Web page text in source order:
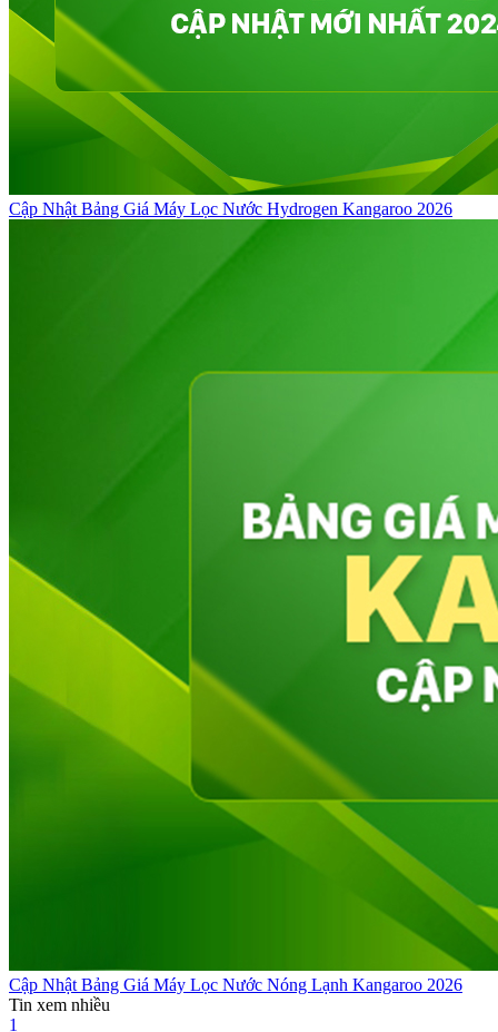
Cập Nhật Bảng Giá Máy Lọc Nước Hydrogen Kangaroo 2026
Cập Nhật Bảng Giá Máy Lọc Nước Nóng Lạnh Kangaroo 2026
Tin xem nhiều
1